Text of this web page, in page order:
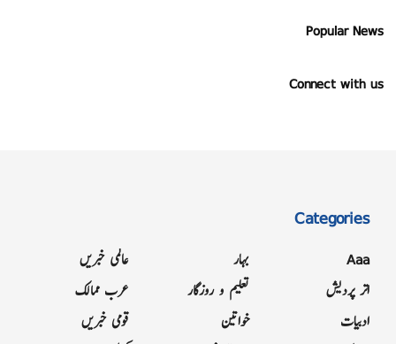
Popular News
Connect with us
Categories
Aaa
اتر پردیش
ادبیات
بہار
تعلیم و روزگار
خواتین
عالمی خبریں
عرب ممالک
قومی خبریں